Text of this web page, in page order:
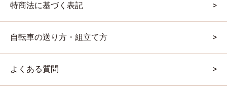
特商法に基づく表記
自転車の送り方・組立て方
よくある質問